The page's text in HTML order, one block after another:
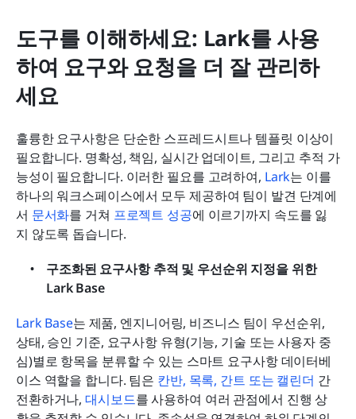
도구를 이해하세요: Lark를 사용
하여 요구와 요청을 더 잘 관리하
세요
훌륭한 요구사항은 단순한 스프레드시트나 템플릿 이상이
필요합니다. 명확성, 책임, 실시간 업데이트, 그리고 추적 가
능성이 필요합니다. 이러한 필요를 고려하여, Lark는 이를
하나의 워크스페이스에서 모두 제공하여 팀이 발견 단계에
서 문서화를 거쳐 프로젝트 성공에 이르기까지 속도를 잃
지 않도록 돕습니다.
구조화된 요구사항 추적 및 우선순위 지정을 위한
Lark Base
Lark Base는 제품, 엔지니어링, 비즈니스 팀이 우선순위,
상태, 승인 기준, 요구사항 유형(기능, 기술 또는 사용자 중
심)별로 항목을 분류할 수 있는 스마트 요구사항 데이터베
이스 역할을 합니다. 팀은 칸반, 목록, 간트 또는 캘린더 간
전환하거나, 대시보드를 사용하여 여러 관점에서 진행 상